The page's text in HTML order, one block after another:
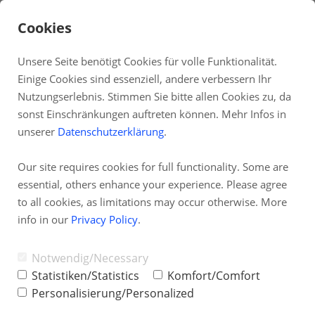
DE
Fernwartung
Partnerprogramm
TAI-PAN Inside
Newsletter
Cookies
Unsere Seite benötigt Cookies für volle Funktionalität.
Einige Cookies sind essenziell, andere verbessern Ihr
Nutzungserlebnis. Stimmen Sie bitte allen Cookies zu, da
sonst Einschränkungen auftreten können. Mehr Infos in
unserer Datenschutzerklärung.
Our site requires cookies for full functionality. Some are
essential, others enhance your experience. Please agree
to all cookies, as limitations may occur otherwise. More
info in our Privacy Policy.
Notwendig/Necessary
Statistiken/Statistics
Komfort/Comfort
Personalisierung/Personalized